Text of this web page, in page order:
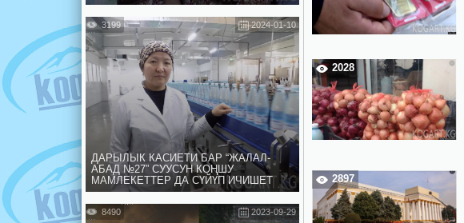
2024-01-10
3199
ДАРЫЛЫК КАСИЕТИ БАР “ЖАЛАЛ-
АБАД №27” СУУСУН КОҢШУ
МАМЛЕКЕТТЕР ДА СҮЙҮП ИЧИШЕТ
2023-09-29
8490
2028
2897